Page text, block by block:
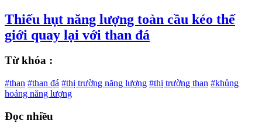
Thiếu hụt năng lượng toàn cầu kéo thế
giới quay lại với than đá
Từ khóa :
#than #than đá #thị trường năng lượng #thị trường than #khủng
hoảng năng lượng
Đọc nhiều